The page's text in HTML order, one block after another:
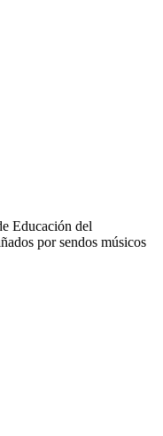
Educación del
por sendos músicos